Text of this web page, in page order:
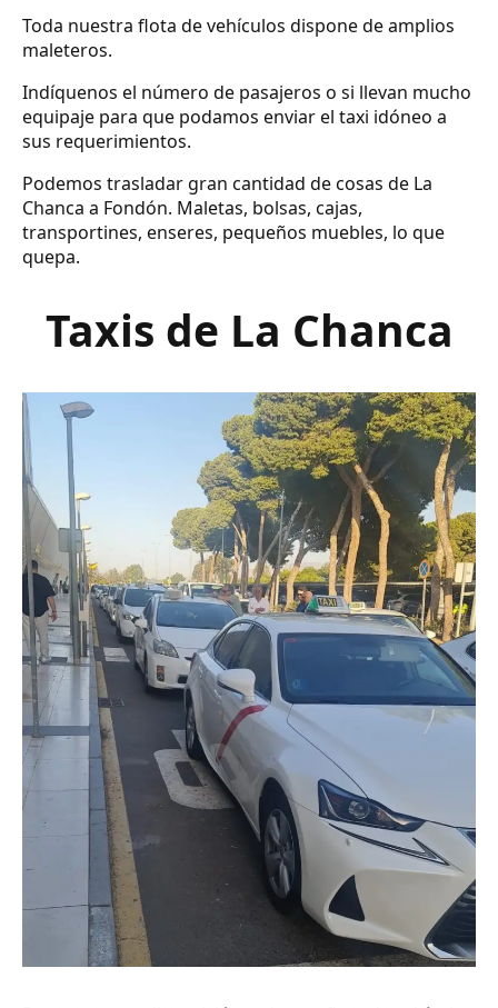
Toda nuestra flota de vehículos dispone de amplios
maleteros.
Indíquenos el número de pasajeros o si llevan mucho
equipaje para que podamos enviar el taxi idóneo a
sus requerimientos.
Podemos trasladar gran cantidad de cosas de La
Chanca a Fondón. Maletas, bolsas, cajas,
transportines, enseres, pequeños muebles, lo que
quepa.
Taxis de La Chanca